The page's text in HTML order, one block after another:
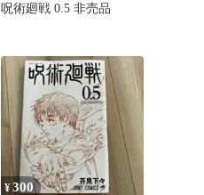
呪術廻戦 0.5 非売品
¥300